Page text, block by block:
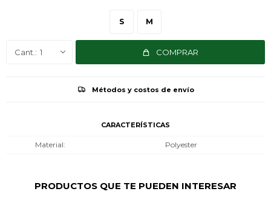
S M
1 COMPRAR
Métodos y costos de envío
CARACTERÍSTICAS
Material Polyester
PRODUCTOS QUE TE PUEDEN INTERESAR